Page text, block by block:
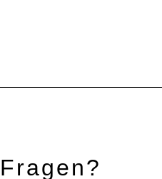
Fragen?